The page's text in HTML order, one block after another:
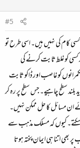
#5
کام کی نہیں ہیں۔ اسی طرح تو
کو غلط ثابت کرنے کی
کو غاصب اور ڈاکو ثابت
سطح چاہیے۔ جس سطح پر رہ کر
مسائل کا حل ممکن نہیں۔
سکتے۔ کیوں کہ مسلک مذہب سے
اتنا ہی ایمان پختہ ہوتا